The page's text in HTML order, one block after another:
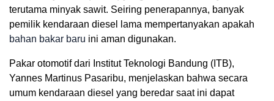
terutama minyak sawit. Seiring penerapannya, banyak
pemilik kendaraan diesel lama mempertanyakan apakah
bahan bakar baru ini aman digunakan.
Pakar otomotif dari Institut Teknologi Bandung (ITB),
Yannes Martinus Pasaribu, menjelaskan bahwa secara
umum kendaraan diesel yang beredar saat ini dapat